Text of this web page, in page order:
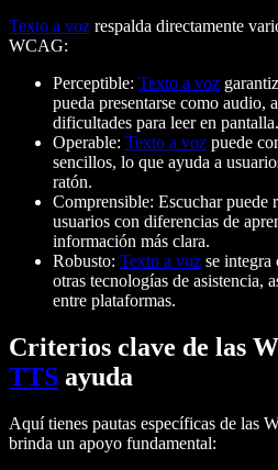
Texto a voz respalda directamente
WCAG:
Perceptible: Texto a voz
pueda presentarse como audio,
dificultades para leer en pantalla.
Operable: Texto a voz puede
sencillos, lo que ayuda a
ratón.
Comprensible: Escuchar puede
usuarios con diferencias de
información más clara.
Robusto: Texto a voz se integra
otras tecnologías de asistencia,
entre plataformas.
Criterios clave de las
TTS ayuda
Aquí tienes pautas específicas de las
brinda un apoyo fundamental: